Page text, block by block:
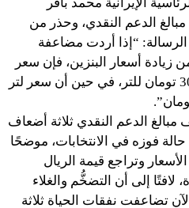
الدعم النقدي، وحذر من
“إذا أردت مضاعفة
زيادة أسعار البنزين، فإن سعر
هذا المنتج سيزيد إلى نحو 3000 تومان للتر، في حين أن سعر لتر
الدعم النقدي ثلاثة أضعاف
في حالة فوزه في الانتخابات، موضحًا
وتراجع قيمة الريال
لافتًا إلى أن التضخُّم والغلاء
عام 2010 حتى الآن تضاعفت نفقات الحياة ثلاثة